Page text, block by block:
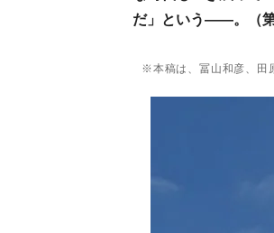
だ」という――。（第
※本稿は、冨山和彦、田